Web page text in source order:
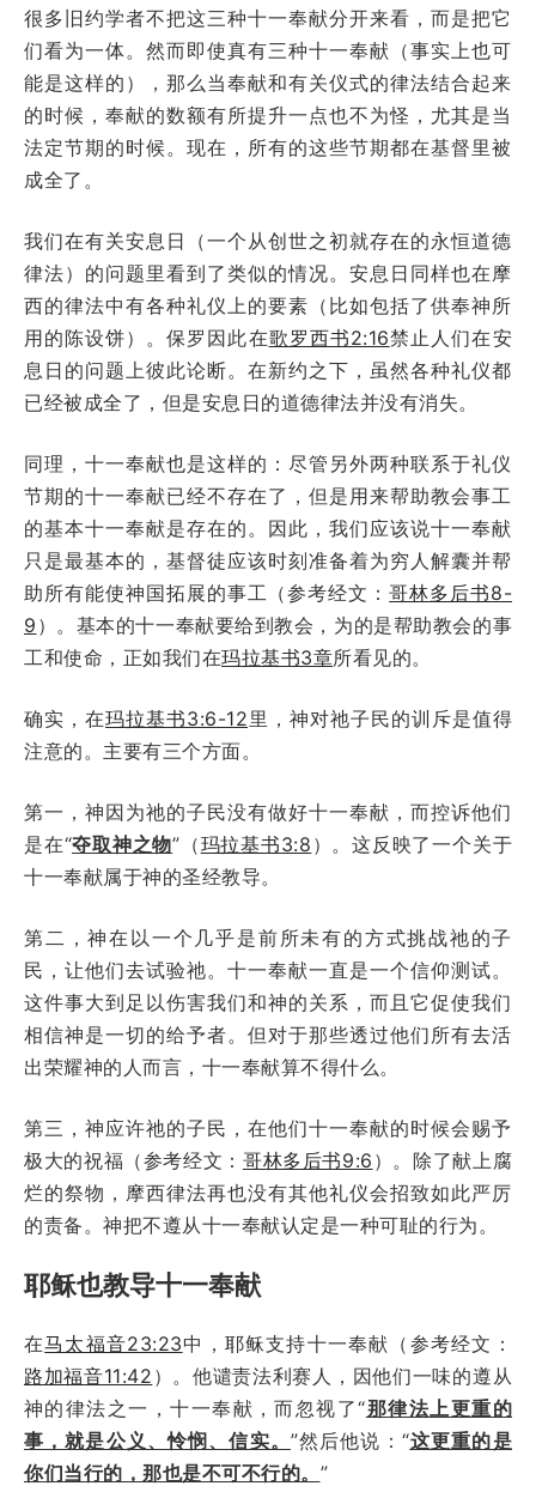
很多旧约学者不把这三种十一奉献分开来看，而是把它
们看为一体。然而即使真有三种十一奉献（事实上也可
能是这样的），那么当奉献和有关仪式的律法结合起来
的时候，奉献的数额有所提升一点也不为怪，尤其是当
法定节期的时候。现在，所有的这些节期都在基督里被
成全了。
我们在有关安息日（一个从创世之初就存在的永恒道德
律法）的问题里看到了类似的情况。安息日同样也在摩
西的律法中有各种礼仪上的要素（比如包括了供奉神所
用的陈设饼）。保罗因此在歌罗西书2:16禁止人们在安
息日的问题上彼此论断。在新约之下，虽然各种礼仪都
已经被成全了，但是安息日的道德律法并没有消失。
同理，十一奉献也是这样的：尽管另外两种联系于礼仪
节期的十一奉献已经不存在了，但是用来帮助教会事工
的基本十一奉献是存在的。因此，我们应该说十一奉献
只是最基本的，基督徒应该时刻准备着为穷人解囊并帮
助所有能使神国拓展的事工（参考经文：哥林多后书8-
9 ）。基本的十一奉献要给到教会，为的是帮助教会的事
工和使命，正如我们在玛拉基书3章所看见的。
确实，在玛拉基书3:6-12里，神对祂子民的训斥是值得
注意的。主要有三个方面。
第一，神因为祂的子民没有做好十一奉献，而控诉他们
是在“夺取神之物”（玛拉基书3:8 ）。这反映了一个关于
十一奉献属于神的圣经教导。
第二，神在以一个几乎是前所未有的方式挑战祂的子
民，让他们去试验祂。十一奉献一直是一个信仰测试。
这件事大到足以伤害我们和神的关系，而且它促使我们
相信神是一切的给予者。但对于那些透过他们所有去活
出荣耀神的人而言，十一奉献算不得什么。
第三，神应许祂的子民，在他们十一奉献的时候会赐予
极大的祝福（参考经文： 哥林多后书9:6 ）。除了献上腐
烂的祭物，摩西律法再也没有其他礼仪会招致如此严厉
的责备。神把不遵从十一奉献认定是一种可耻的行为。
耶稣也教导十一奉献
在马太福音23:23中，耶稣支持十一奉献（参考经文：
路加福音11:42 ）。他谴责法利赛人，因他们一味的遵从
神的律法之一，十一奉献，而忽视了“那律法上更重的
事，就是公义、怜悯、信实。 ”然后他说：“这更重的是
你们当行的，那也是不可不行的。 ”